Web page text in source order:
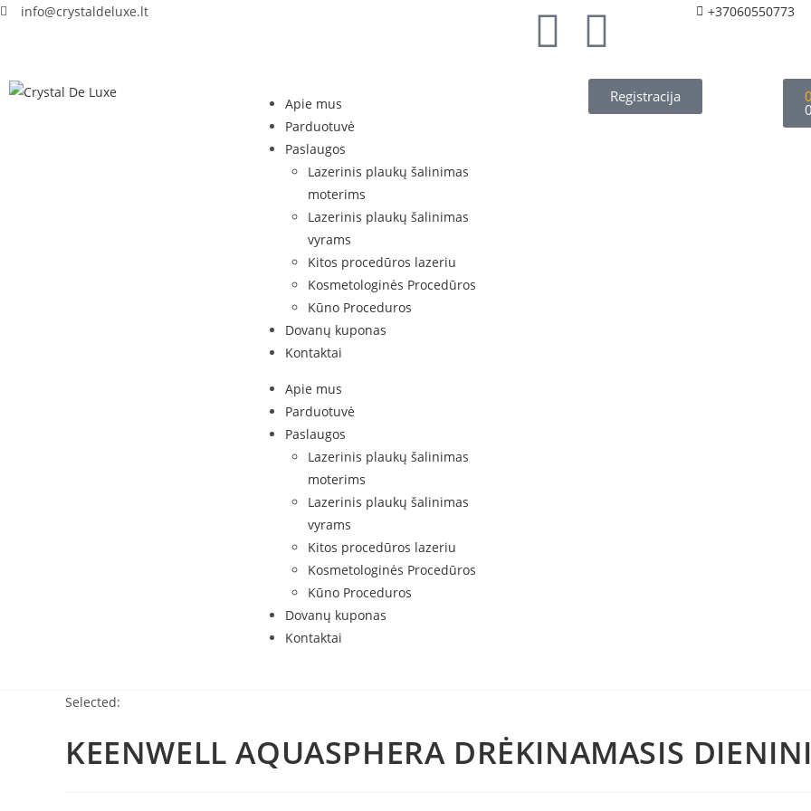
info@crystaldeluxe.lt +37060550773
Apie mus
Parduotuvė
Paslaugos
Lazerinis plaukų šalinimas
moterims
Lazerinis plaukų šalinimas
vyrams
Kitos procedūros lazeriu
Kosmetologinės Procedūros
Kūno Proceduros
Dovanų kuponas
Kontaktai
Apie mus
Parduotuvė
Paslaugos
Lazerinis plaukų šalinimas
moterims
Lazerinis plaukų šalinimas
vyrams
Kitos procedūros lazeriu
Kosmetologinės Procedūros
Kūno Proceduros
Dovanų kuponas
Kontaktai
Registracija
Selected:
KEENWELL AQUASPHERA DRĖKINAMASIS